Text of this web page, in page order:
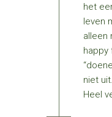
het
leven
alleen
happy
niet uit.
Heel